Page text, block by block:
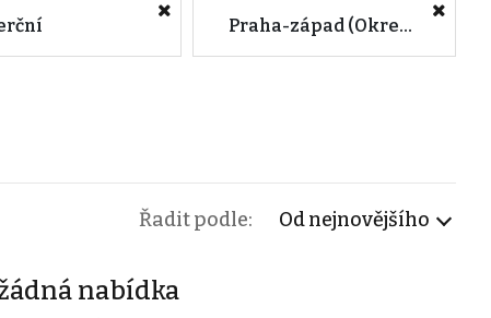
Praha-západ (Okres, Středočeský kraj)
Řadit podle: Od nejnovějšího
nabídka